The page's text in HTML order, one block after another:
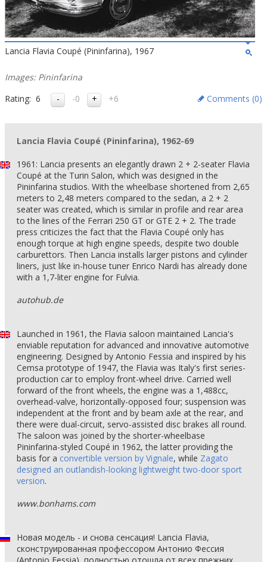
Lancia Flavia Coupé (Pininfarina), 1967
Images: Pininfarina
Rating: 6 -0 +6 Comments (0)
Lancia Flavia Coupé (Pininfarina), 1962-69
1961: Lancia presents an elegantly drawn 2 + 2-seater Flavia
Coupé at the Turin Salon, which was designed in the
Pininfarina studios. With the wheelbase shortened from 2,65
meters to 2,48 meters compared to the sedan, a 2 + 2
seater was created, which is similar in profile and rear area
to the lines of the Ferrari 250 GT or GTE 2 + 2. The trade
press criticizes the fact that the Flavia Coupé only has
enough torque at high engine speeds, despite two double
carburettors. Then Lancia installs larger pistons and cylinder
liners, just like in-house tuner Enrico Nardi has already done
with a 1,7-liter engine for Fulvia.
autohub.de
Launched in 1961, the Flavia saloon maintained Lancia's
enviable reputation for advanced and innovative automotive
engineering. Designed by Antonio Fessia and inspired by his
Cemsa prototype of 1947, the Flavia was Italy's first series-
production car to employ front-wheel drive. Carried well
forward of the front wheels, the engine was a 1,488cc,
overhead-valve, horizontally-opposed four; suspension was
independent at the front and by beam axle at the rear, and
there were dual-circuit, servo-assisted disc brakes all round.
The saloon was joined by the shorter-wheelbase
Pininfarina-styled Coupé in 1962, the latter providing the
basis for a convertible version by Vignale, while Zagato
designed an outlandish-looking lightweight two-door sport
version.
www.bonhams.com
Новая модель - и снова сенсация! Lancia Flavia,
сконструированная профессором Антонио Фессия